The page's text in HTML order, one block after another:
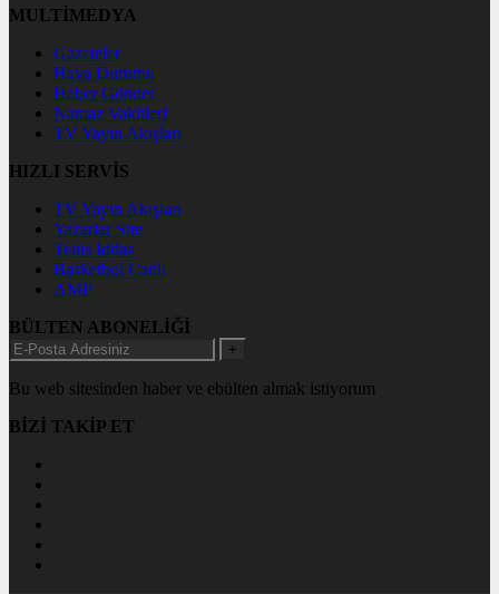
MULTİMEDYA
Gazeteler
Hava Durumu
Haber Gönder
Namaz Vakitleri
TV Yayın Akışları
HIZLI SERVİS
TV Yayın Akışları
Yazarlar Site
Tenis İddaa
Basketbol Canlı
AMP
BÜLTEN ABONELİĞİ
+
Bu web sitesinden haber ve ebülten almak istiyorum
BİZİ TAKİP ET